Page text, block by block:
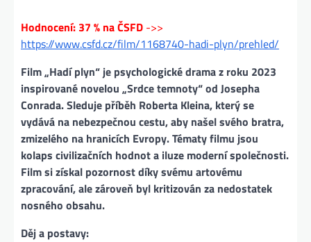
Hodnocení: 37 % na ČSFD ->>
https://www.csfd.cz/film/1168740-hadi-plyn/prehled/
Film „Hadí plyn“ je psychologické drama z roku 2023
inspirované novelou „Srdce temnoty“ od Josepha
Conrada. Sleduje příběh Roberta Kleina, který se
vydává na nebezpečnou cestu, aby našel svého bratra,
zmizelého na hranicích Evropy. Tématy filmu jsou
kolaps civilizačních hodnot a iluze moderní společnosti.
Film si získal pozornost díky svému artovému
zpracování, ale zároveň byl kritizován za nedostatek
nosného obsahu.
Děj a postavy: